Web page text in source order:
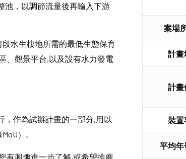
案場
計畫
計畫
裝置
平均年
池，以調節流量後再輸入下游
水生棲地所需的最低生態保育
、觀景平台,以及設有水力發電
，作為試辦計畫的一部分,用以
）。
有興趣進一步了解,或希望推薦